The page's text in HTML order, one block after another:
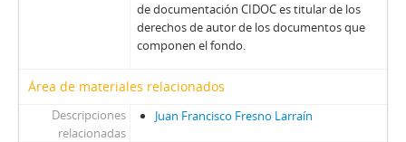
de documentación CIDOC es titular de los
derechos de autor de los documentos que
componen el fondo.
Área de materiales relacionados
Descripciones
relacionadas
Juan Francisco Fresno Larraín